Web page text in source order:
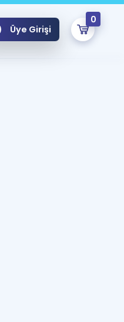
Üye Girişi
0
onlarca eğitim seni bekliyor!